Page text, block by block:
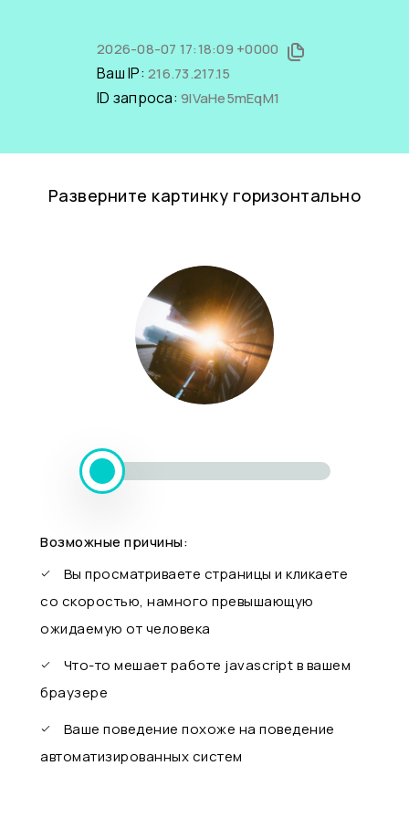
2026-08-07 17:18:09 +0000
Ваш IP: 216.73.217.15
ID запроса: 9IVaHe5mEqM1
Разверните картинку горизонтально
Возможные причины:
Вы просматриваете страницы и кликаете
со скоростью, намного превышающую
ожидаемую от человека
Что-то мешает работе javascript в вашем
браузере
Ваше поведение похоже на поведение
автоматизированных систем